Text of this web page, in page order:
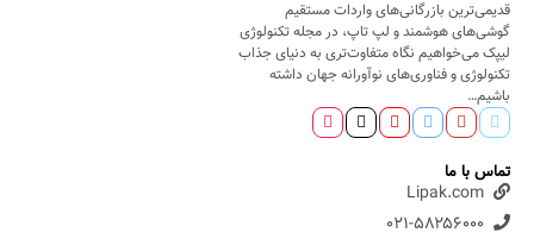
قدیمی‌ترین بازرگانی‌های واردات مستقیم
گوشی‌های هوشمند و لپ تاپ، در مجله تکنولوژی
لیپک می‌خواهیم نگاه متفاوت‌تری به دنیای جذاب
تکنولوژی و فناوری‌های نوآورانه جهان داشته
باشیم…
تماس با ما
Lipak.com
۰۲۱-۵۸۲۵۶۰۰۰